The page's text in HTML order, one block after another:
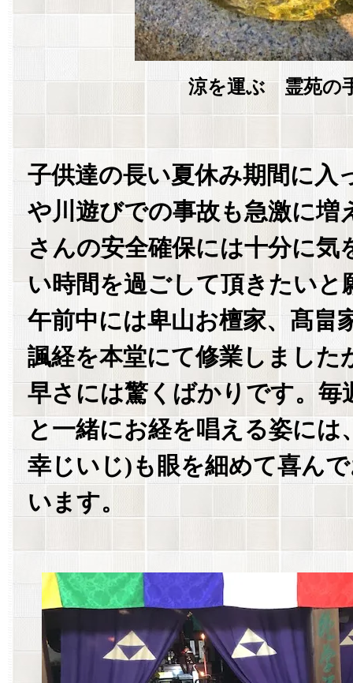
涼を運ぶ 霊苑の
子供達の長い夏休み期間に入
や川遊びでの事故も急激に増
さんの安全確保には十分に気
い時間を過ごして頂きたいと
午前中には卑山お檀家、髙畠
諷経を本堂にて修業しました
早さには驚くばかりです。毎
と一緒にお経を唱える姿には
幸じいじ)も眼を細めて喜ん
います。